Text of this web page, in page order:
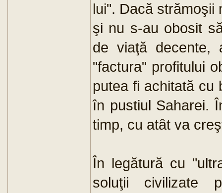
lui". Dacă strămoşii
şi nu s-au obosit
de viaţă decente,
"factura" profitului
putea fi achitată cu
în pustiul Saharei.
timp, cu atât va
În legătură cu
soluţii civilizate